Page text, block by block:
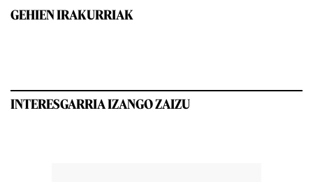
GEHIEN IRAKURRIAK
INTERESGARRIA IZANGO ZAIZU